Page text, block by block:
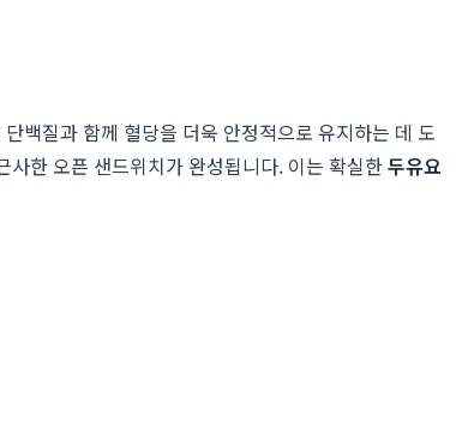
백질과 함께 혈당을 더욱 안정적으로 유지하는 데 도
한 오픈 샌드위치가 완성됩니다. 이는 확실한두유요